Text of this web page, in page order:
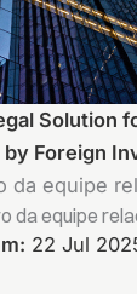
Solution
Foreign
da equipe
da equipe
22 Jul